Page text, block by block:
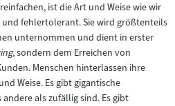
ist die Art und Weise wie wir
fehlertolerant. Sie wird größtenteils
unternommen und dient in erster
, sondern dem Erreichen von
Menschen hinterlassen ihre
Weise. Es gibt gigantische
als zufällig sind. Es gibt